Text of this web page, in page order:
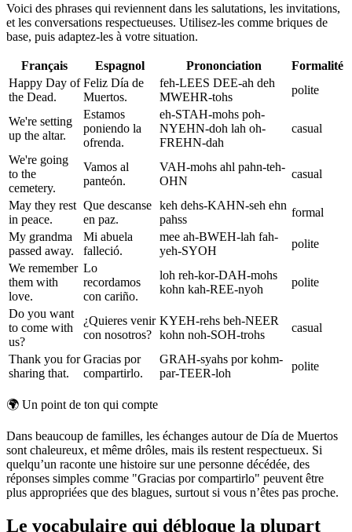
Voici des phrases qui reviennent dans les salutations, les invitations,
et les conversations respectueuses. Utilisez-les comme briques de
base, puis adaptez-les à votre situation.
Français Espagnol Prononciation
Formalité
Happy Day of
the Dead.
Feliz Día de
Muertos.
feh-LEES DEE-ah deh
MWEHR-tohs
polite
We're setting
up the altar.
Estamos
poniendo la
ofrenda.
eh-STAH-mohs poh-
NYEHN-doh lah oh-
FREHN-dah
casual
We're going
to the
cemetery.
Vamos al
panteón.
VAH-mohs ahl pahn-teh-
OHN
casual
May they rest
in peace.
Que descanse
en paz.
keh dehs-KAHN-seh ehn
pahss
formal
My grandma
passed away.
Mi abuela
falleció.
mee ah-BWEH-lah fah-
yeh-SYOH
polite
We remember
them with
love.
Lo
recordamos
con cariño.
loh reh-kor-DAH-mohs
kohn kah-REE-nyoh
polite
Do you want
to come with
us?
¿Quieres venir
con nosotros?
KYEH-rehs beh-NEER
kohn noh-SOH-trohs
casual
Thank you for
sharing that.
Gracias por
compartirlo.
GRAH-syahs por kohm-
par-TEER-loh
polite
🌍 Un point de ton qui compte
Dans beaucoup de familles, les échanges autour de Día de Muertos
sont chaleureux, et même drôles, mais ils restent respectueux. Si
quelqu’un raconte une histoire sur une personne décédée, des
réponses simples comme "Gracias por compartirlo" peuvent être
plus appropriées que des blagues, surtout si vous n’êtes pas proche.
Le vocabulaire qui débloque la plupart